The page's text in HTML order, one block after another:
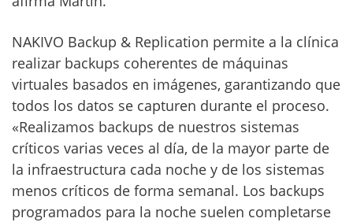
NAKIVO Backup & Replication permite a la clínica
realizar backups coherentes de máquinas
virtuales basados en imágenes, garantizando que
todos los datos se capturen durante el proceso.
«Realizamos backups de nuestros sistemas
críticos varias veces al día, de la mayor parte de
la infraestructura cada noche y de los sistemas
menos críticos de forma semanal. Los backups
programados para la noche suelen completarse